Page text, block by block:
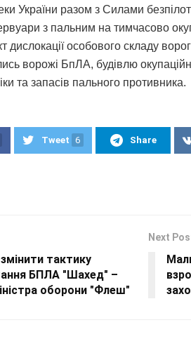
України разом з Силами
з пальним на тимчасово
дислокації особового складу
ворожі БпЛА, будівлю
та запасів пального противника.
Tweet 6 Share
тактику
БПЛА "Шахед" –
оборони "Флеш"
Next